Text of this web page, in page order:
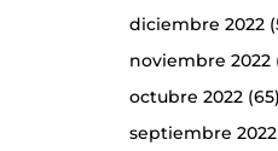
diciembre 2022
noviembre 2022
octubre 2022(65)
septiembre 2022